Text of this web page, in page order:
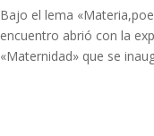
Bajo el lema
encuentro abrió con la
«Maternidad» que se